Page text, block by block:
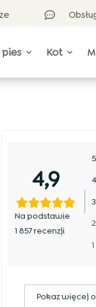

pies Kot
4,9
Na podstawie
1 857 recenzji
5
4
3
2
1
Pokaz więcej